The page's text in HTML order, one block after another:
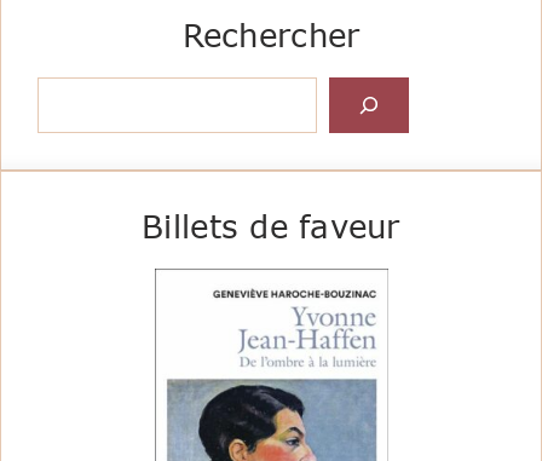
Rechercher
Billets de faveur